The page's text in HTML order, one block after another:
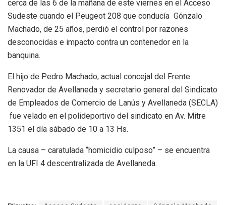
cerca de las 6 de la mañana de este viernes en el Acceso
Sudeste cuando el Peugeot 208 que conducía Gónzalo
Machado, de 25 años, perdió el control por razones
desconocidas e impacto contra un contenedor en la
banquina.
El hijo de Pedro Machado, actual concejal del Frente
Renovador de Avellaneda y secretario general del Sindicato
de Empleados de Comercio de Lanús y Avellaneda (SECLA)
fue velado en el polideportivo del sindicato en Av. Mitre
1351 el día sábado de 10 a 13 Hs.
La causa – caratulada “homicidio culposo” – se encuentra
en la UFI 4 descentralizada de Avellaneda.